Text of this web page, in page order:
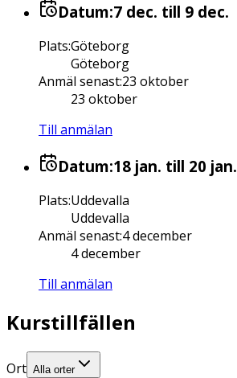
Datum:7 dec. till 9 dec.
Plats:Göteborg
Göteborg
Anmäl senast:23 oktober
23 oktober
Till anmälan
Datum:18 jan. till 20 jan.
Plats:Uddevalla
Uddevalla
Anmäl senast:4 december
4 december
Till anmälan
Kurstillfällen
Ort Alla orter